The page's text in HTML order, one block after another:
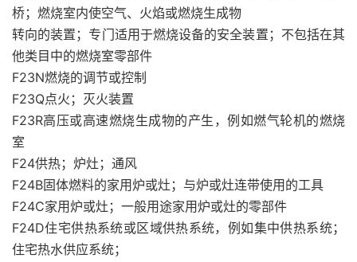
桥；燃烧室内使空气、火焰或燃烧生成物
转向的装置；专门适用于燃烧设备的安全装置；不包括在其
他类目中的燃烧室零部件
F23N燃烧的调节或控制
F23Q点火；灭火装置
F23R高压或高速燃烧生成物的产生，例如燃气轮机的燃烧
室
F24供热；炉灶；通风
F24B固体燃料的家用炉或灶；与炉或灶连带使用的工具
F24C家用炉或灶；一般用途家用炉或灶的零部件
F24D住宅供热系统或区域供热系统，例如集中供热系统；
住宅热水供应系统；